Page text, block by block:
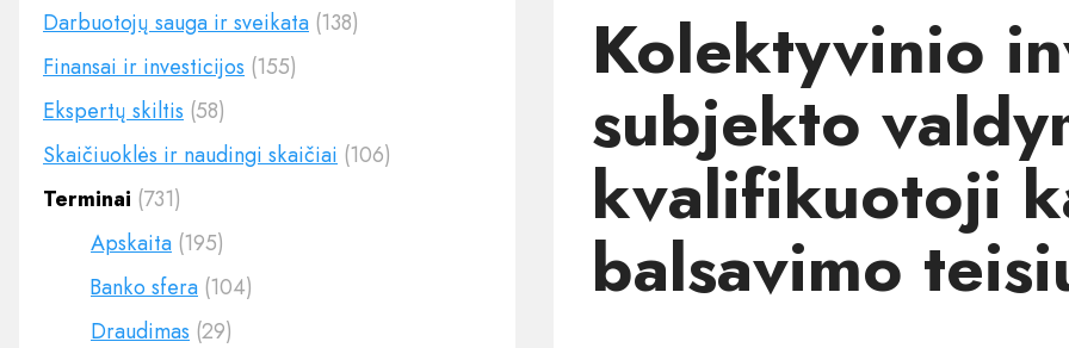
Darbuotojų sauga ir sveikata (138)
Finansai ir investicijos (155)
Ekspertų skiltis (58)
Skaičiuoklės ir naudingi skaičiai (106)
Terminai (731)
Apskaita (195)
Banko sfera (104)
Draudimas (29)
Kolektyvinio
subjekto
kvalifikuotoji
balsavimo